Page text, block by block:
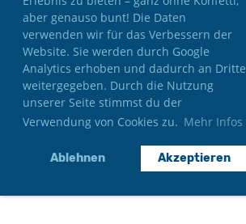
aber genauso bunt! Die Daten
verwenden wir für das Verbessern der
Website. Sie werden durch Google
Analytics erhoben und dadurch an Dritte
weitergegeben. Durch die Nutzung
unserer Seite stimmst du der
Verwendung von Cookies zu. Mehr Infos
Ablehnen Akzeptieren